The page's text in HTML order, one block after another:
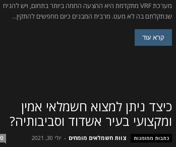
מערכת VRF מתקדמת היא ההצעה החמה ביותר בתחום, ויש להניח
שנתקלתם בה לא מעט. מרבית המבנים כיום מחפשים להתקין...
קרא עוד
כיצד ניתן למצוא חשמלאי אמין
ומקצועי בעיר אשדוד וסביבותיה?
כתבות ממומנות צוות חשמלאים מומחים - יולי 30, 2021 0